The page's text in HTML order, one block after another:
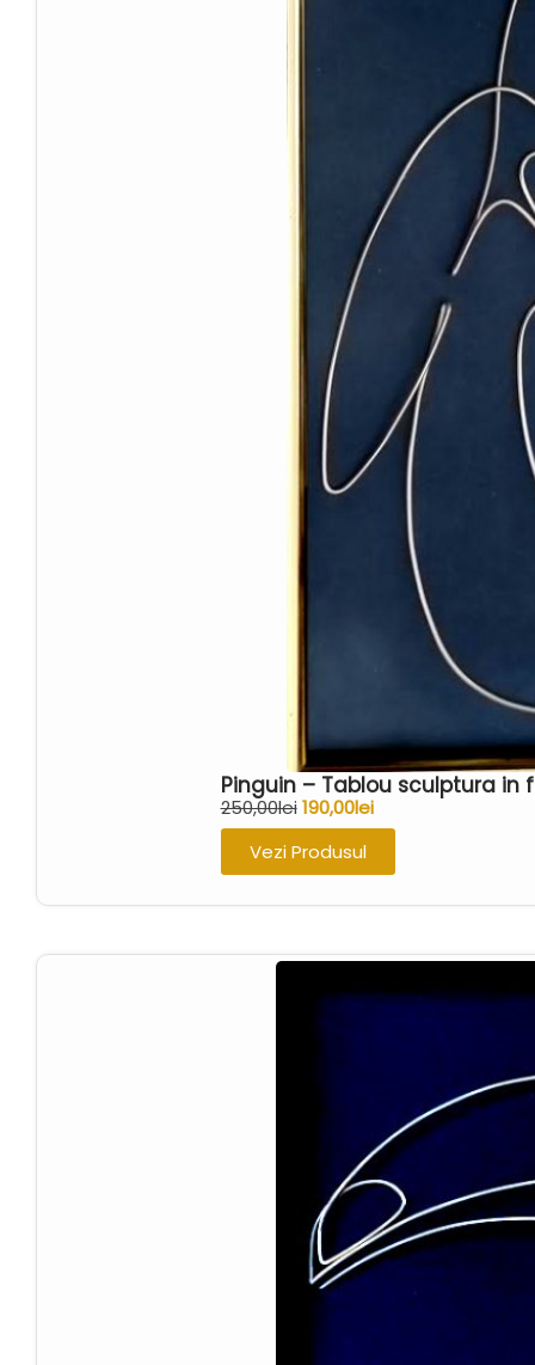
Pinguin – Tablou sculptura in
250,00lei 190,00lei
Vezi Produsul